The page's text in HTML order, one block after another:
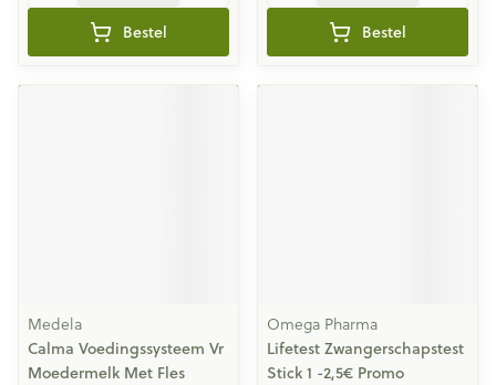
Bestel Bestel
Medela
Calma Voedingssysteem Vr
Moedermelk Met Fles
Omega Pharma
Lifetest Zwangerschapstest
Stick 1 -2,5€ Promo